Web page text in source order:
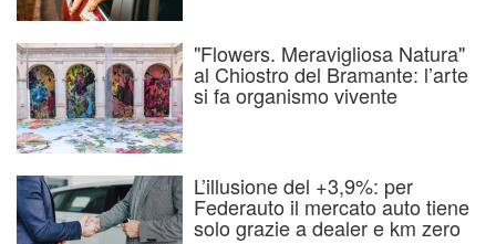
"Flowers. Meravigliosa Natura"
al Chiostro del Bramante: l’arte
si fa organismo vivente
L’illusione del +3,9%: per
Federauto il mercato auto tiene
solo grazie a dealer e km zero